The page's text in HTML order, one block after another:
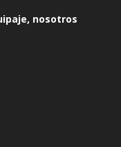
nosotros